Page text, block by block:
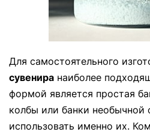
Для самостоятельного
сувенира наиболее
формой является простая
колбы или банки
использовать именно их.